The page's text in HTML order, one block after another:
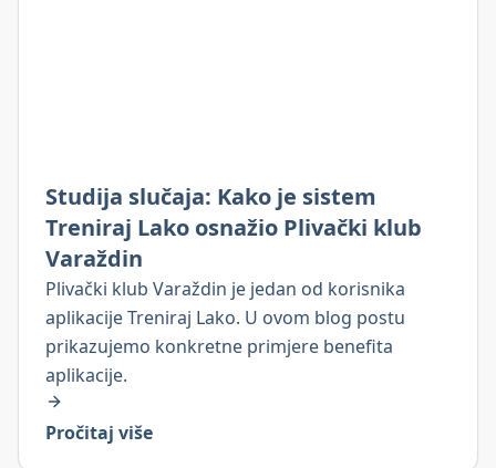
Studija slučaja: Kako je sistem
Treniraj Lako osnažio Plivački klub
Varaždin
Plivački klub Varaždin je jedan od korisnika
aplikacije Treniraj Lako. U ovom blog postu
prikazujemo konkretne primjere benefita
aplikacije.
Pročitaj više